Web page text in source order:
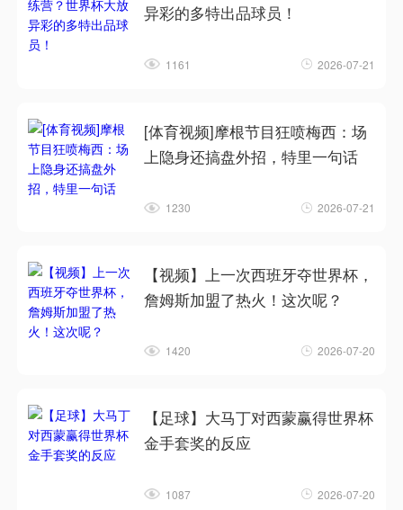
异彩的多特出品球员！
1161 2026-07-21
[体育视频]摩根节目狂喷梅西：场
上隐身还搞盘外招，特里一句话
1230 2026-07-21
【视频】上一次西班牙夺世界杯，
詹姆斯加盟了热火！这次呢？
1420 2026-07-20
【足球】大马丁对西蒙赢得世界杯
金手套奖的反应
1087 2026-07-20